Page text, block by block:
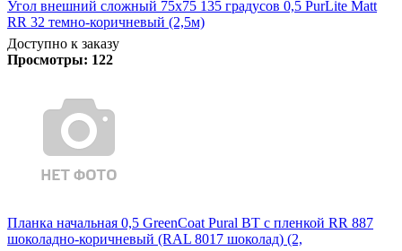
Угол внешний сложный 75х75 135 градусов 0,5 PurLite Matt
RR 32 темно-коричневый (2,5м)
Доступно к заказу
Просмотры: 122
Планка начальная 0,5 GreenCoat Pural BT с пленкой RR 887
шоколадно-коричневый (RAL 8017 шоколад) (2,